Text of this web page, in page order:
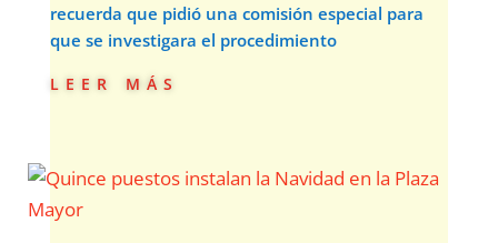
recuerda que pidió una comisión especial para
que se investigara el procedimiento
leer más